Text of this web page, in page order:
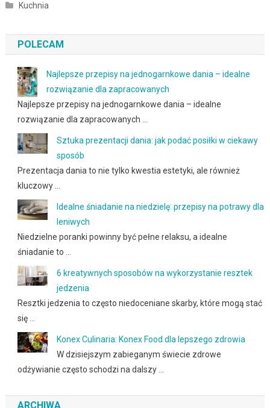
Kuchnia
POLECAM
Najlepsze przepisy na jednogarnkowe dania – idealne
rozwiązanie dla zapracowanych
Najlepsze przepisy na jednogarnkowe dania – idealne
rozwiązanie dla zapracowanych …
Sztuka prezentacji dania: jak podać posiłki w ciekawy
sposób
Prezentacja dania to nie tylko kwestia estetyki, ale również
kluczowy …
Idealne śniadanie na niedzielę: przepisy na potrawy dla
leniwych
Niedzielne poranki powinny być pełne relaksu, a idealne
śniadanie to …
6 kreatywnych sposobów na wykorzystanie resztek
jedzenia
Resztki jedzenia to często niedoceniane skarby, które mogą stać
się …
Konex Culinaria: Konex Food dla lepszego zdrowia
W dzisiejszym zabieganym świecie zdrowe
odżywianie często schodzi na dalszy …
ARCHIWA